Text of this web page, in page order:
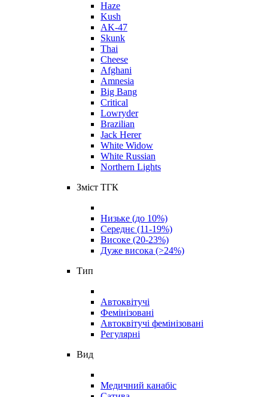
Haze
Kush
AK-47
Skunk
Thai
Cheese
Afghani
Amnesia
Big Bang
Critical
Lowryder
Brazilian
Jack Herer
White Widow
White Russian
Northern Lights
Зміст ТГК
Низьке (до 10%)
Середнє (11-19%)
Високе (20-23%)
Дуже висока (>24%)
Тип
Автоквітучі
Фемінізовані
Автоквітучі фемінізовані
Регулярні
Вид
Медичний канабіс